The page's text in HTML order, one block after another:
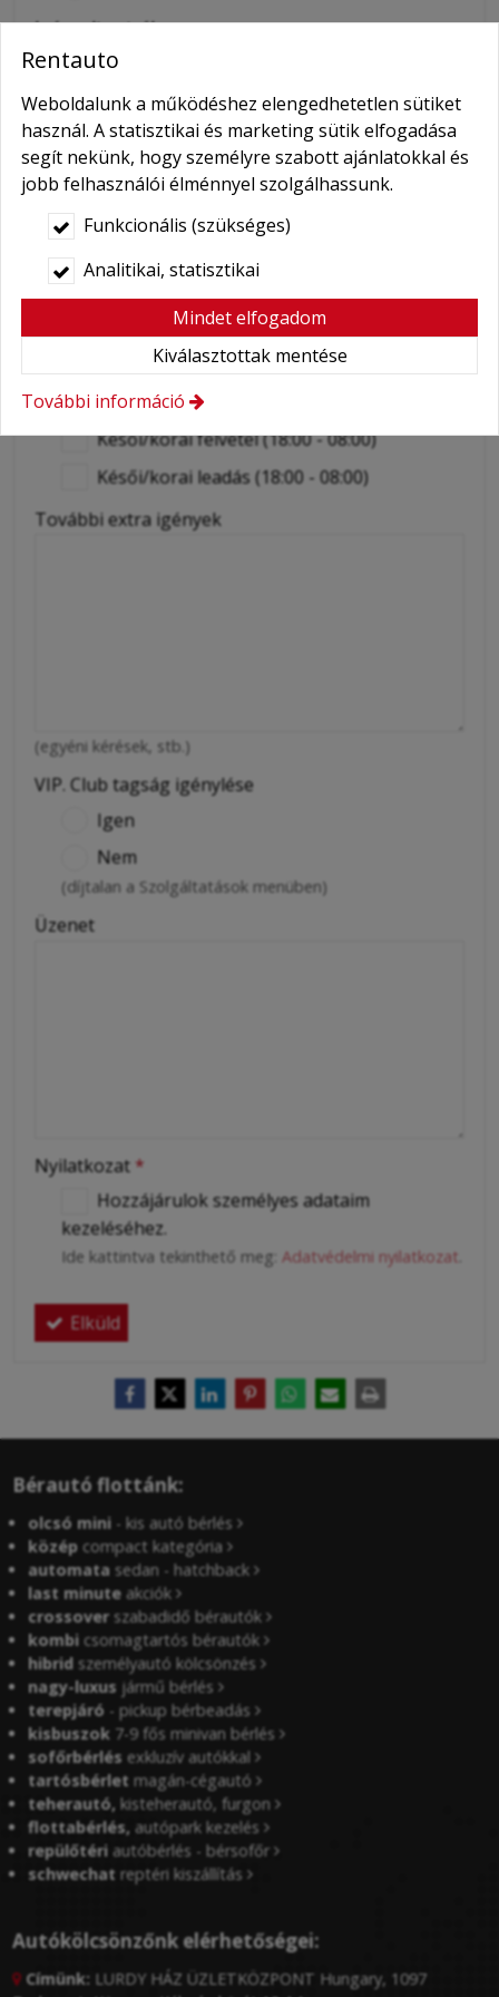
Igényelt extrák
Kiszállítás
GPS navigáció
Gyermekülés
Bébihordozó
Ülésmagasító
Mobiltelefon
Idegenvezető
Késői/korai felvétel (18:00 - 08:00)
Késői/korai leadás (18:00 - 08:00)
További extra igények
(egyéni kérések, stb.)
VIP. Club tagság igénylése
Igen
Nem
(díjtalan a Szolgáltatások menüben)
Üzenet
Nyilatkozat *
Hozzájárulok személyes adataim
kezeléséhez.
Ide kattintva tekinthető meg: Adatvédelmi nyilatkozat
Elküld
Bérautó flottánk:
olcsó mini - kis autó bérlés
közép compact kategória
automata sedan - hatchback
last minute akciók
crossover szabadidő bérautók
kombi csomagtartós bérautók
hibrid személyautó kölcsönzés
nagy-luxus jármű bérlés
terepjáró - pickup bérbeadás
kisbuszok 7-9 fős minivan bérlés
sofőrbérlés exkluzív autókkal
tartósbérlet magán-cégautó
teherautó, kisteherautó, furgon
flottabérlés, autópark kezelés
repülőtéri autóbérlés - bérsofőr
schwechat reptéri kiszállítás
Autókölcsönzőnk elérhetőségei:
 Címünk: LURDY HÁZ ÜZLETKÖZPONT Hungary, 1097
Rentauto
Weboldalunk a működéshez elengedhetetlen sütiket
használ. A statisztikai és marketing sütik elfogadása
segít nekünk, hogy személyre szabott ajánlatokkal és
jobb felhasználói élménnyel szolgálhassunk.
Funkcionális (szükséges)
Analitikai, statisztikai
Mindet elfogadom
Kiválasztottak mentése
További információ